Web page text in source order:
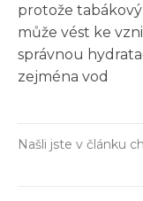
protože
může vést ke
správnou
zejména vod
Našli jste v článku